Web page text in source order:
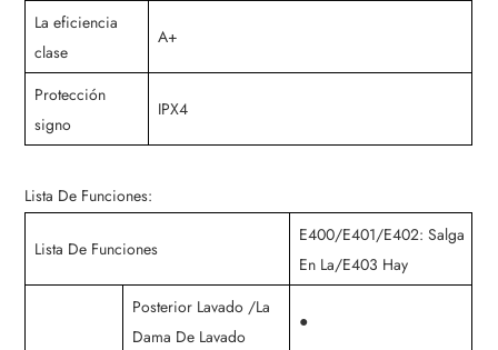
La eficiencia
clase
A+
Protección
signo
IPX4
Lista De Funciones:
Lista De Funciones
E400/E401/E402: Salga
En La/E403 Hay
Posterior Lavado /La
Dama De Lavado
●